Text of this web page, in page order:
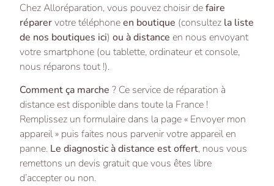
Chez Alloréparation, vous pouvez choisir defaire
réparervotre téléphoneen boutique (consultez la liste
de nos boutiques ici) ou à distance en nous envoyant
votre smartphone (ou tablette, ordinateur et console,
nous réparons tout !).
Comment ça marche ? Ce service de réparation à
distance est disponible dans toute la France !
Remplissez un formulaire dans la page « Envoyer mon
appareil » puis faites nous parvenir votre appareil en
panne. Le diagnostic à distance est offert, nous vous
remettons un devis gratuit que vous êtes libre
d’accepter ou non.